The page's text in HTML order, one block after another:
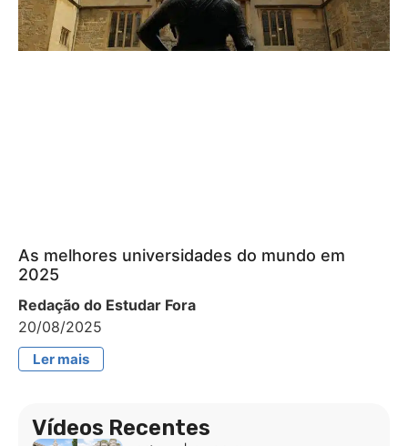
As melhores universidades do mundo em
2025
Redação do Estudar Fora
20/08/2025
Ler mais
Vídeos Recentes